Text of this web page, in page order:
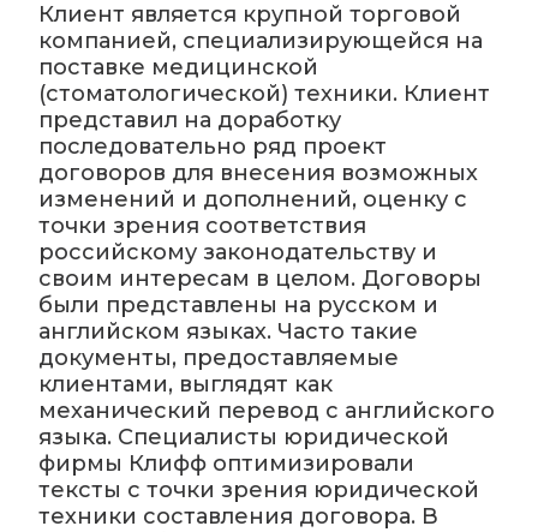
Клиент является крупной торговой
компанией, специализирующейся на
поставке медицинской
(стоматологической) техники. Клиент
представил на доработку
последовательно ряд проект
договоров для внесения возможных
изменений и дополнений, оценку с
точки зрения соответствия
российскому законодательству и
своим интересам в целом. Договоры
были представлены на русском и
английском языках. Часто такие
документы, предоставляемые
клиентами, выглядят как
механический перевод с английского
языка. Специалисты юридической
фирмы Клифф оптимизировали
тексты с точки зрения юридической
техники составления договора. В